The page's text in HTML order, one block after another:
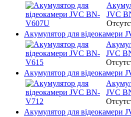
JVC
Акумулятор для відеокамери
JVC
Акумулятор для відеокамери
JVC
Акумулятор для відеокамери